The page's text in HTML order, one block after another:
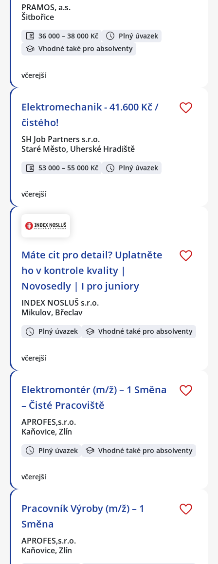
PRAMOS, a.s.
Šitbořice
36 000 – 38 000 Kč
Plný úvazek
Vhodné také pro absolventy
včerejší
Elektromechanik - 41.600 Kč /
čistého!
SH Job Partners s.r.o.
Staré Město, Uherské Hradiště
53 000 – 55 000 Kč Plný úvazek
včerejší
Máte cit pro detail? Uplatněte
ho v kontrole kvality |
Novosedly | I pro juniory
INDEX NOSLUŠ s.r.o.
Mikulov, Břeclav
Plný úvazek Vhodné také pro absolventy
včerejší
Elektromontér (m/ž) – 1 Směna
– Čisté Pracoviště
APROFES,s.r.o.
Kaňovice, Zlín
Plný úvazek Vhodné také pro absolventy
včerejší
Pracovník Výroby (m/ž) – 1
Směna
APROFES,s.r.o.
Kaňovice, Zlín